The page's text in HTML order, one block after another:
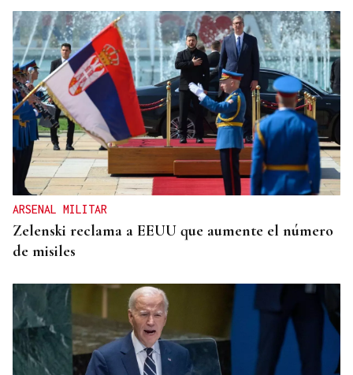
ARSENAL MILITAR
Zelenski reclama a EEUU que aumente el número
de misiles